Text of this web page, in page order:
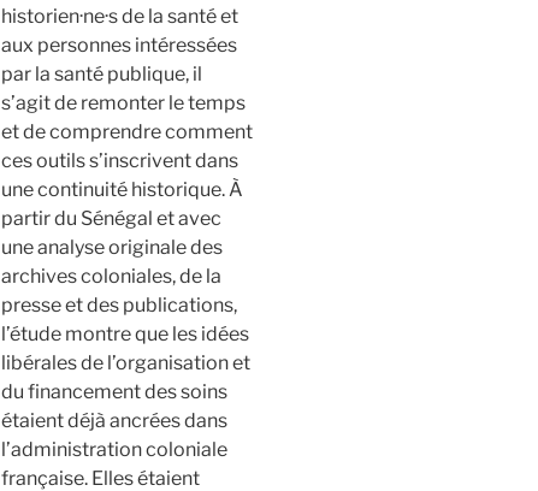
historien·ne·s de la santé et
aux personnes intéressées
par la santé publique, il
s’agit de remonter le temps
et de comprendre comment
ces outils s’inscrivent dans
une continuité historique. À
partir du Sénégal et avec
une analyse originale des
archives coloniales, de la
presse et des publications,
l’étude montre que les idées
libérales de l’organisation et
du financement des soins
étaient déjà ancrées dans
l’administration coloniale
française. Elles étaient